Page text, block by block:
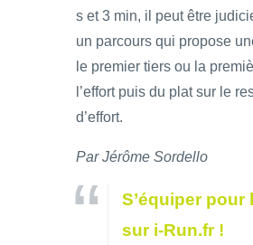
s et 3 min, il peut être
un parcours qui propose
le premier tiers ou la
l’effort puis du plat sur le
d’effort.
Par Jérôme Sordello
S’équiper pour
sur i-Run.fr !